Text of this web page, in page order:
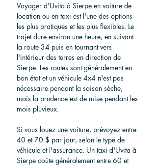
Voyager d'Uvita à Sierpe en voiture de
location ou en taxi est l'une des options
les plus pratiques et les plus flexibles. Le
trajet dure environ une heure, en suivant
la route 34 puis en tournant vers
l'intérieur des terres en direction de
Sierpe. Les routes sont généralement en
bon état et un véhicule 4x4 n'est pas
nécessaire pendant la saison sèche,
mais la prudence est de mise pendant les
mois pluvieux.
Si vous louez une voiture, prévoyez entre
40 et 70 $ par jour, selon le type de
véhicule et l'assurance. Un taxi d'Uvita à
Sierpe coûte généralement entre 60 et